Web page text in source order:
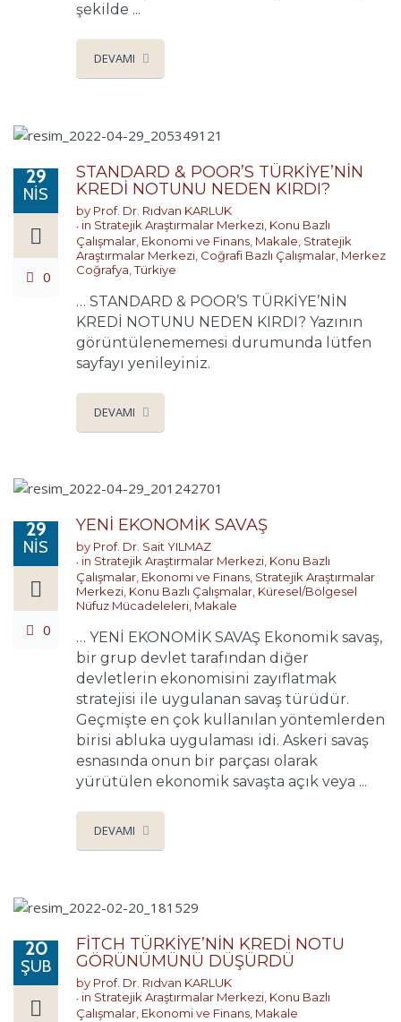
şekilde ...
DEVAMI
29
NIS
0
STANDARD & POOR’S TÜRKİYE’NİN
KREDİ NOTUNU NEDEN KIRDI?
by Prof. Dr. Rıdvan KARLUK
in Stratejik Araştırmalar Merkezi Konu Bazlı
Çalışmalar Ekonomi ve Finans Makale Stratejik
Araştırmalar Merkezi Coğrafi Bazlı Çalışmalar Merkez
Coğrafya ,Türkiye
… STANDARD & POOR’S TÜRKİYE’NİN
KREDİ NOTUNU NEDEN KIRDI? Yazının
görüntülenememesi durumunda lütfen
sayfayı yenileyiniz.
DEVAMI
29
NIS
0
YENİ EKONOMİK SAVAŞ
by Prof. Dr. Sait YILMAZ
in Stratejik Araştırmalar Merkezi, Konu Bazlı
Çalışmalar, Ekonomi ve Finans, Stratejik Araştırmalar
Merkezi, Konu Bazlı Çalışmalar, Küresel/Bölgesel
Nüfuz Mücadeleleri, Makale
… YENİ EKONOMİK SAVAŞ Ekonomik savaş,
bir grup devlet tarafından diğer
devletlerin ekonomisini zayıflatmak
stratejisi ile uygulanan savaş türüdür.
Geçmişte en çok kullanılan yöntemlerden
birisi abluka uygulaması idi. Askeri savaş
esnasında onun bir parçası olarak
yürütülen ekonomik savaşta açık veya ...
DEVAMI
20
ŞUB
FİTCH TÜRKİYE’NİN KREDİ NOTU
GÖRÜNÜMÜNÜ DÜŞÜRDÜ
by Prof. Dr. Rıdvan KARLUK
in Stratejik Araştırmalar Merkezi Konu Bazlı
Çalışmalar Ekonomi ve Finans Makale